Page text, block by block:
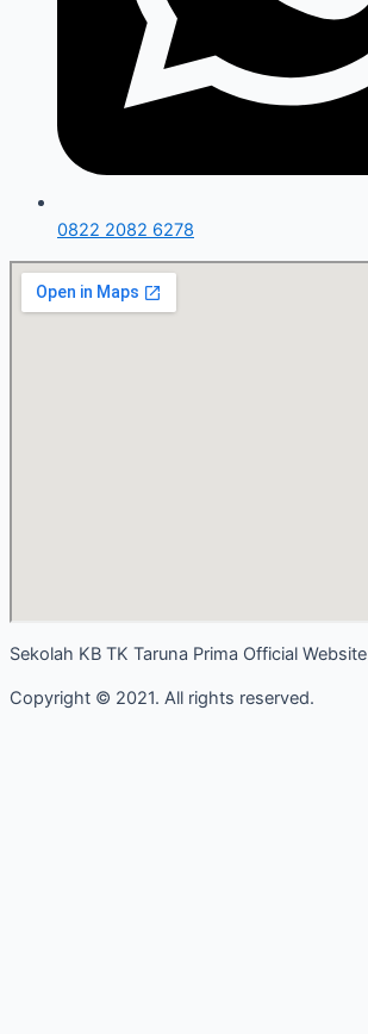
0822 2082 6278
Sekolah KB TK Taruna Prima Official Website
Copyright © 2021. All rights reserved.